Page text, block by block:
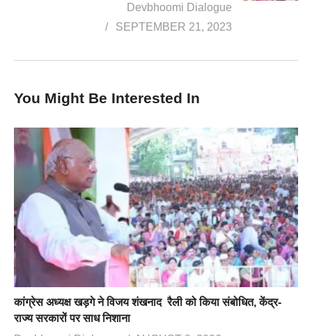
Devbhoomi Dialogue
SEPTEMBER 21, 2023
You Might Be Interested In
कांग्रेस अध्यक्ष खड़गे ने विजय शंखनाद रैली को किया संबोधित, केंद्र-
राज्य सरकारों पर साध निशाना